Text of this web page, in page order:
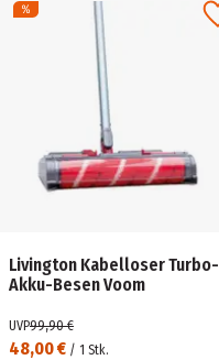
Livington Kabelloser Turbo-
Akku-Besen Voom
48,00 € / 1 Stk.
UVP99,90 €